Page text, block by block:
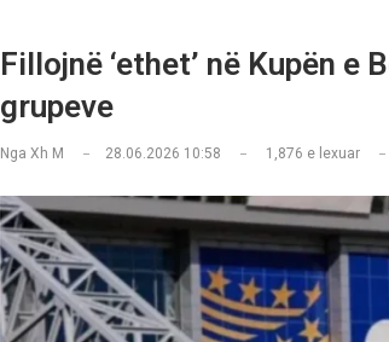
Fillojnë ‘ethet’ në Kupën e
grupeve
Nga Xh M 28.06.2026 10:58 1,876 e lexuar